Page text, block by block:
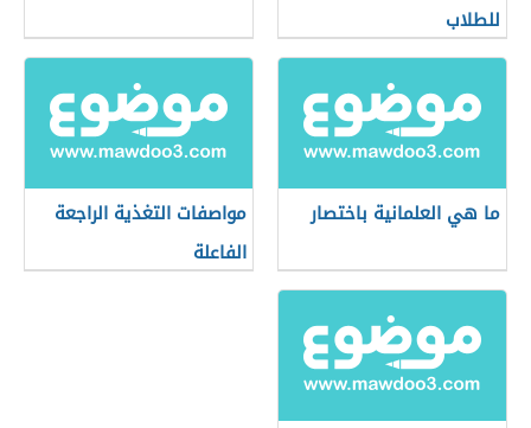
للطلاب
ما هي العلمانية باختصار
مواصفات التغذية الراجعة
الفاعلة